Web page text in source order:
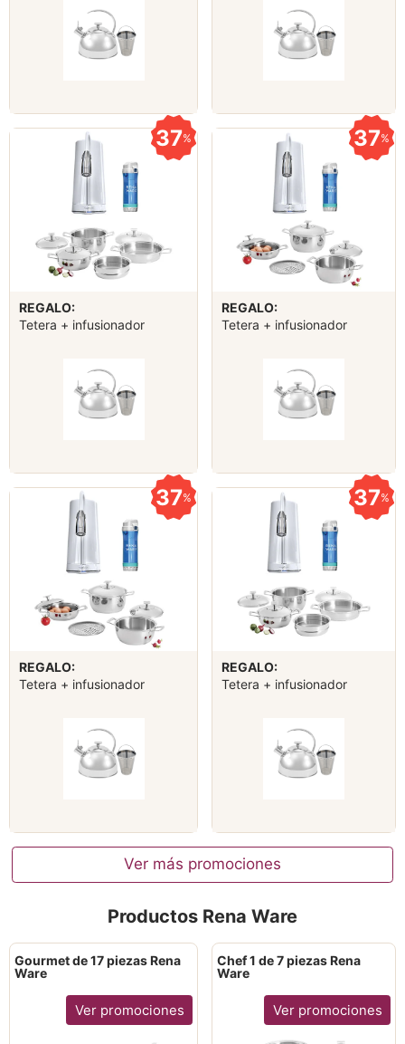
37%
REGALO:
Tetera + infusionador
37%
REGALO:
Tetera + infusionador
37%
REGALO:
Tetera + infusionador
37%
REGALO:
Tetera + infusionador
Ver más promociones
Productos Rena Ware
Gourmet de 17 piezas Rena
Ware
Ver promociones
Chef 1 de 7 piezas Rena
Ware
Ver promociones